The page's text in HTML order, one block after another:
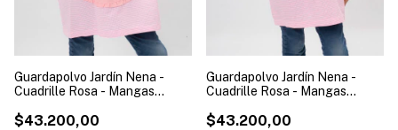
Guardapolvo Jardín Nena -
Cuadrille Rosa - Mangas
$43.200,00
Guardapolvo Jardín Nena -
Cuadrille Rosa - Mangas
$43.200,00